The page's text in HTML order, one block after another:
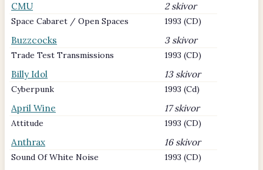
CMU 2 skivor
Space Cabaret / Open Spaces 1993 (CD)
Buzzcocks 3 skivor
Trade Test Transmissions 1993 (CD)
Billy Idol 13 skivor
Cyberpunk 1993 (Cd)
April Wine 17 skivor
Attitude 1993 (CD)
Anthrax 16 skivor
Sound Of White Noise 1993 (CD)